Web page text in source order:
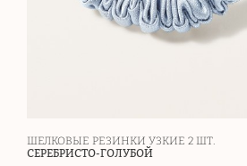
ШЕЛКОВЫЕ РЕЗИНКИ УЗКИЕ 2 ШТ.
СЕРЕБРИСТО-ГОЛУБОЙ